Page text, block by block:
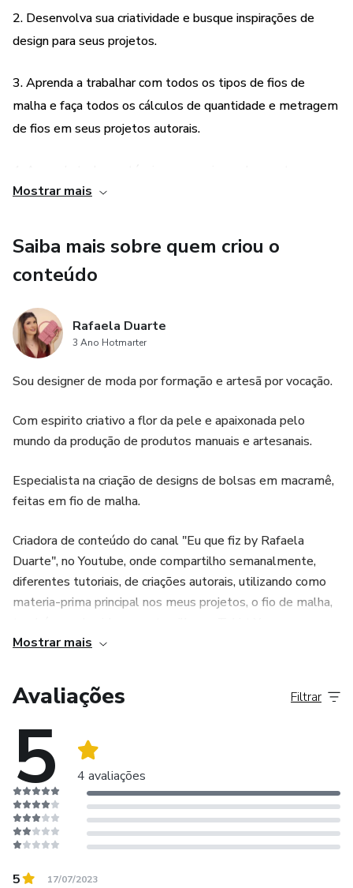
de maneira correta e descomplicada, valorizando seu
trabalho e sua marca!
Este curso foi pensado para todos os niveis. Pra você que
esta iniciando no mundo das bolsas em macramê e quer
aprender, desde o começo, como criar nós e tramas
utilizando apenas as suas mãos, mas também pra quem já
2. Desenvolva sua criatividade e busque inspirações de
design para seus projetos.
3. Aprenda a trabalhar com todos os tipos de fios de
malha e faça todos os cálculos de quantidade e metragem
de fios em seus projetos autorais.
perfeitos e agregar ainda mais valor ao seu produto.
5. Aprenda a precificar de maneira correta e descomplicada,
valorizando seu trabalho e sua marca.
Mostrar mais
Saiba mais sobre quem criou o
conteúdo
Rafaela Duarte
3 Ano Hotmarter
Sou designer de moda por formação e artesã por vocação.
Com espirito criativo a flor da pele e apaixonada pelo
mundo da produção de produtos manuais e artesanais.
Especialista na criação de designs de bolsas em macramê,
feitas em fio de malha.
Criadora de conteúdo do canal "Eu que fiz by Rafaela
Duarte", no Youtube, onde compartilho semanalmente,
diferentes tutoriais, de criações autorais, utilizando como
materia-prima principal nos meus projetos, o fio de malha,
ZERO, onde ensino na pratica, como funciona todo o
processo de criação e produção de bolsas com design
Mostrar mais
Avaliações
5 4 avaliações
Filtrar
5 17/07/2023